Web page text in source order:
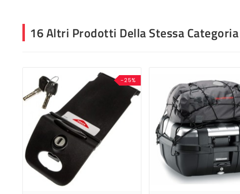
16 Altri Prodotti Della Stessa Categoria
-25%